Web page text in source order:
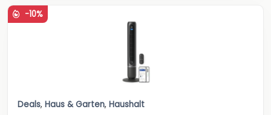
-10%
Deals, Haus & Garten, Haushalt